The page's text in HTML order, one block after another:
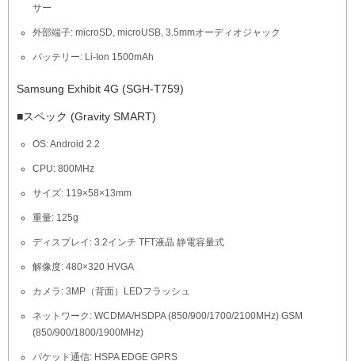
サー
外部端子: microSD, microUSB, 3.5mmオーディオジャック
バッテリー: Li-Ion 1500mAh
Samsung Exhibit 4G (SGH-T759)
■スペック (Gravity SMART)
OS: Android 2.2
CPU: 800MHz
サイズ: 119×58×13mm
重量: 125g
ディスプレイ: 3.2インチ TFT液晶 静電容量式
解像度: 480×320 HVGA
カメラ: 3MP（背面）LEDフラッシュ
ネットワーク: WCDMA/HSDPA (850/900/1700/2100MHz) GSM
(850/900/1800/1900MHz)
パケット通信: HSPA EDGE GPRS